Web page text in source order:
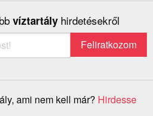
víztartály hirdetésekről
ami nem kell már? Hirdesse